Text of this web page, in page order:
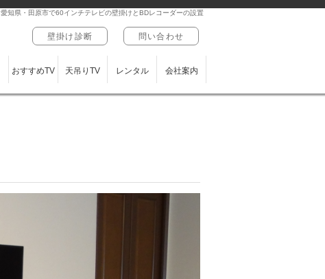
愛知県・田原市で60インチテレビの壁掛けとBDレコーダーの設置
壁掛け診断 問い合わせ
おすすめTV 天吊りTV レンタル 会社案内